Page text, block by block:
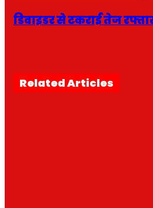
डिवाइडर से टकराई तेज
Related Articles